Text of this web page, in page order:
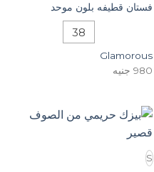
فستان قطيفه بلون موحد
38
Glamorous
980 جنيه
S